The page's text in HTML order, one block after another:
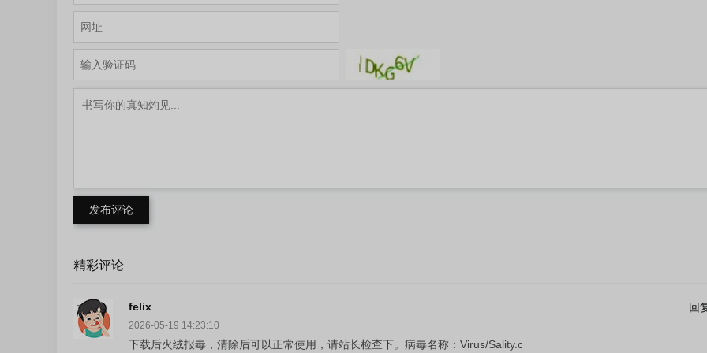
发布评论
精彩评论
felix 回
2026-05-19 14:23:10
下载后火绒报毒，清除后可以正常使用，请站长检查下。病毒名称：Virus/Sality.c